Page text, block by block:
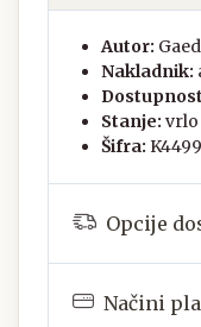
Autor:
Nakladnik:
Stanje: vrlo
Šifra:
Opcije
Načini